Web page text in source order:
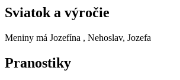
Sviatok a výročie
Meniny má Jozefína , Nehoslav, Jozefa
Pranostiky